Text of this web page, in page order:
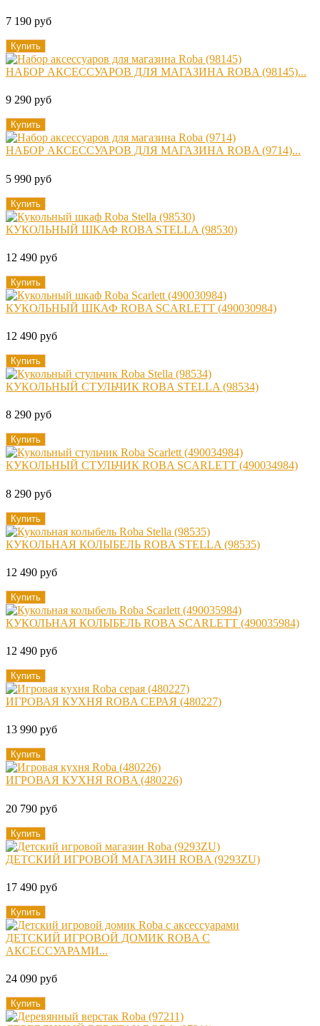
7 190 руб
Купить
НАБОР АКСЕССУАРОВ ДЛЯ МАГАЗИНА ROBA (98145)...
9 290 руб
Купить
НАБОР АКСЕССУАРОВ ДЛЯ МАГАЗИНА ROBA (9714)...
5 990 руб
Купить
КУКОЛЬНЫЙ ШКАФ ROBA STELLA (98530)
12 490 руб
Купить
КУКОЛЬНЫЙ ШКАФ ROBA SCARLETT (490030984)
12 490 руб
Купить
КУКОЛЬНЫЙ СТУЛЬЧИК ROBA STELLA (98534)
8 290 руб
Купить
КУКОЛЬНЫЙ СТУЛЬЧИК ROBA SCARLETT (490034984)
8 290 руб
Купить
КУКОЛЬНАЯ КОЛЫБЕЛЬ ROBA STELLA (98535)
12 490 руб
Купить
КУКОЛЬНАЯ КОЛЫБЕЛЬ ROBA SCARLETT (490035984)
12 490 руб
Купить
ИГРОВАЯ КУХНЯ ROBA СЕРАЯ (480227)
13 990 руб
Купить
ИГРОВАЯ КУХНЯ ROBA (480226)
20 790 руб
Купить
ДЕТСКИЙ ИГРОВОЙ МАГАЗИН ROBA (9293ZU)
17 490 руб
Купить
ДЕТСКИЙ ИГРОВОЙ ДОМИК ROBA С
АКСЕССУАРАМИ...
24 090 руб
Купить